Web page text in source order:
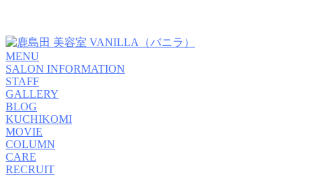
MENU
SALON INFORMATION
STAFF
GALLERY
BLOG
KUCHIKOMI
MOVIE
COLUMN
CARE
RECRUIT